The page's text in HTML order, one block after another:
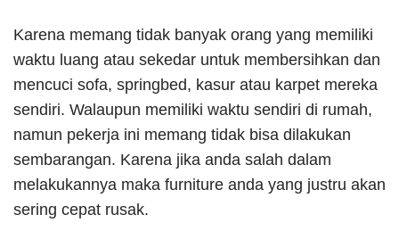
Karena memang tidak banyak orang yang memiliki
waktu luang atau sekedar untuk membersihkan dan
mencuci sofa, springbed, kasur atau karpet mereka
sendiri. Walaupun memiliki waktu sendiri di rumah,
namun pekerja ini memang tidak bisa dilakukan
sembarangan. Karena jika anda salah dalam
melakukannya maka furniture anda yang justru akan
sering cepat rusak.